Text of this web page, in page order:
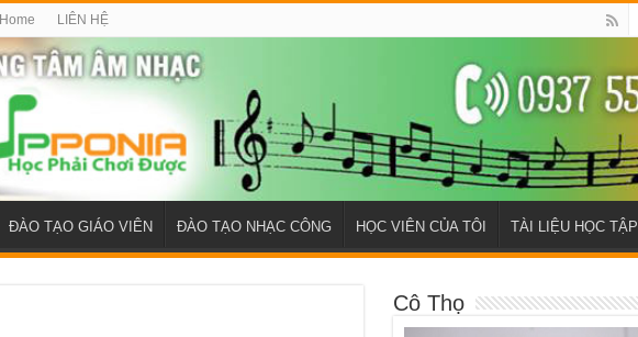
Home LIÊN HỆ
ĐÀO TẠO GIÁO VIÊN ĐÀO TẠO NHẠC CÔNG HỌC VIÊN CỦA TÔI TÀI LIỆU HỌC TẬP
Cô Thọ